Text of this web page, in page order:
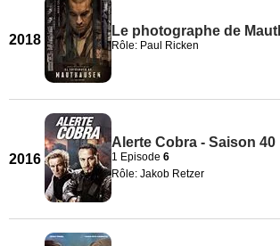
2018
Le photographe de
Rôle: Paul Ricken
2016
Alerte Cobra - Saison 40
1 Episode 6
Rôle: Jakob Retzer